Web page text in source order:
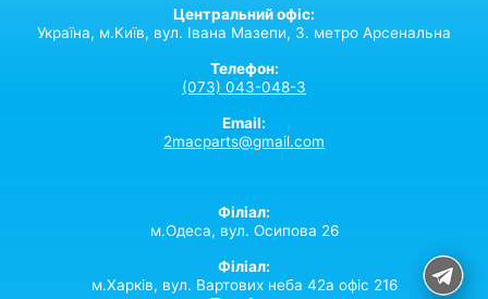
Центральний офіс:
Україна, м.Київ, вул. Івана Мазепи, 3. метро Арсенальна
Телефон:
(073) 043-048-3
Email:
2macparts@gmail.com
Філіал:
м.Одеса, вул. Осипова 26
Філіал:
м.Харків, вул. Вартових неба 42а офіс 216